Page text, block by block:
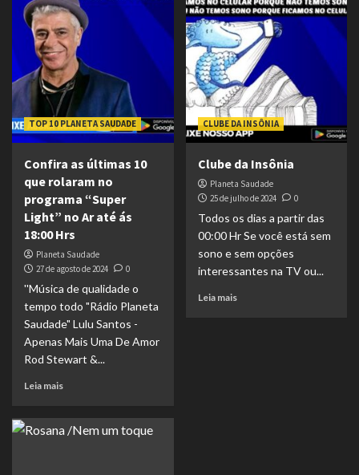
TOP 10 PLANETA SAUDADE
Confira as últimas 10
que rolaram no
programa “Super
Light” no Ar até ás
18:00 Hrs
Planeta Saudade
27 de agosto de 2024
0
''Música de qualidade o
tempo todo "Rádio Planeta
Saudade" Lulu Santos -
Apenas Mais Uma De Amor
Rod Stewart &...
Leia mais
CLUBE DA INSÔNIA
Clube da Insônia
Planeta Saudade
25 de julho de 2024
0
Todos os dias a partir das
00:00 Hr Se você está sem
sono e sem opções
interessantes na TV ou...
Leia mais